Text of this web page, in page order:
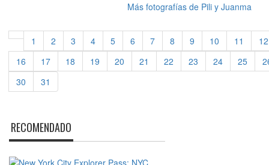
Más fotografías de Pili y Juanma
1 2 3 4 5 6 7 8 9 10 11
12
16
17 18 19 20 21 22 23 24 25
30
31
RECOMENDADO